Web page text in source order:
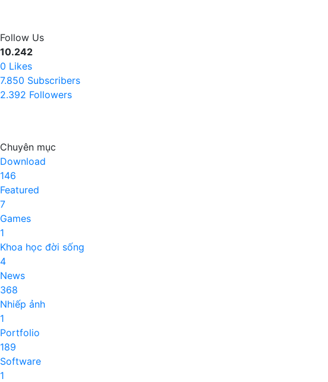
Follow Us
10.242
0 Likes
7.850 Subscribers
2.392 Followers
Chuyên mục
Download
146
Featured
7
Games
1
Khoa học đời sống
4
News
368
Nhiếp ảnh
1
Portfolio
189
Software
1